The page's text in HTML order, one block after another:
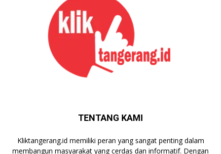
TENTANG KAMI
Kliktangerang.id memiliki peran yang sangat penting dalam
membangun masyarakat yang cerdas dan informatif. Dengan